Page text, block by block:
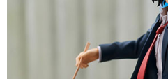
每筆NT$160，滿NT$3,000(含以上)
東海門市自取，需自備購物袋取貨唷